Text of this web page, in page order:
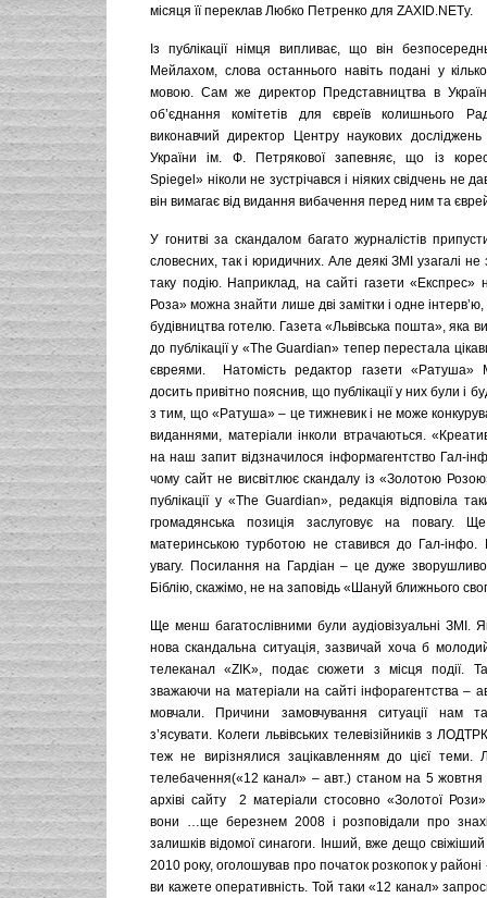
місяця її переклав Любко Петренко для ZAXID.NETу.
Із публікації німця випливає, що він
Мейлахом, слова останнього навіть подані у
мовою. Сам же директор Представництва в
об’єднання комітетів для євреїв колишнього
виконавчий директор Центру наукових
України ім. Ф. Петрякової запевняє, що із
Spiegel» ніколи не зустрічався і ніяких свідчень не
він вимагає від видання вибачення перед ним та
У гонитві за скандалом багато журналістів
словесних, так і юридичних. Але деякі ЗМІ узагалі не
таку подію. Наприклад, на сайті газети «Експрес»
Роза» можна знайти лише дві замітки і одне інтерв’ю,
будівництва готелю. Газета «Львівська пошта», яка
до публікації у «The Guardian» тепер перестала
євреями. Натомість редактор газети «Ратуша»
досить привітно пояснив, що публікації у них були і
з тим, що «Ратуша» – це тижневик і не може
виданнями, матеріали інколи втрачаються.
на наш запит відзначилося інформагентство Гал-
чому сайт не висвітлює скандалу із «Золотою
публікації у «The Guardian», редакція відповіла
громадянська позиція заслуговує на повагу.
материнською турботою не ставився до Гал-
увагу. Посилання на Гардіан – це дуже
Біблію, скажімо, не на заповідь «Шануй ближнього
Ще менш багатослівними були аудіовізуальні ЗМІ.
нова скандальна ситуація, зазвичай хоча б
телеканал «ZIK», подає сюжети з місця події.
зважаючи на матеріали на сайті інфорагентства –
мовчали. Причини замовчування ситуації нам
з’ясувати. Колеги львівських телевізійників з
теж не вирізнялися зацікавленням до цієї теми.
телебачення(«12 канал» – авт.) станом на 5
архіві сайту 2 матеріали стосовно «Золотої
вони …ще березнем 2008 і розповідали про
залишків відомої синагоги. Інший, вже дещо
2010 року, оголошував про початок розкопок у
ви кажете оперативність. Той таки «12 канал»